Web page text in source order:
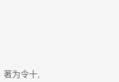
著为令十,